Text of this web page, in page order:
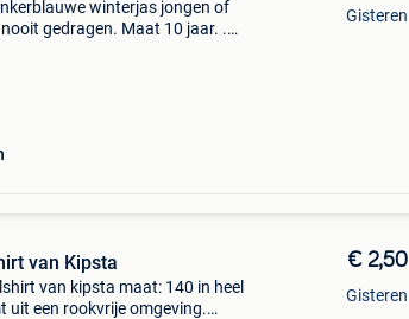
winterjas jongen of
gedragen. Maat 10 jaar. .
Gisteren
van Kipsta
van kipsta maat: 140 in heel
uit een rookvrije omgeving.
€ 2,50
Gisteren